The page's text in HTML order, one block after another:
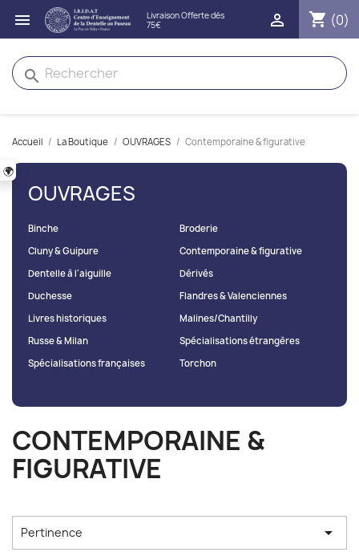
🌍
 shopping_cart (0)

search
Accueil La Boutique OUVRAGES Contemporaine & figurative
OUVRAGES
Binche
Broderie
Cluny & Guipure
Contemporaine & figurative
Dentelle à l'aiguille
Dérivés
Duchesse
Flandres & Valenciennes
Livres historiques
Malines/Chantilly
Russe & Milan
Spécialisations étrangères
Spécialisations françaises
Torchon
CONTEMPORAINE &
FIGURATIVE
Pertinence 